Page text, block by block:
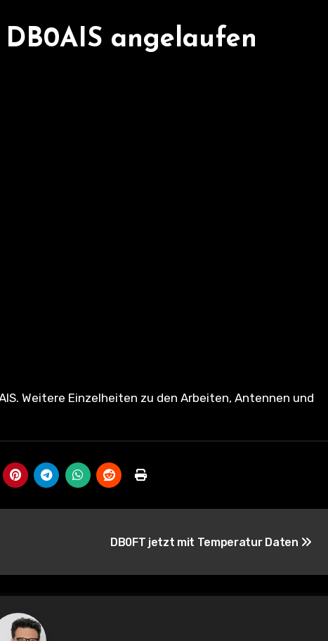
angelaufen
DB0FT jetzt mit Temperatur Daten